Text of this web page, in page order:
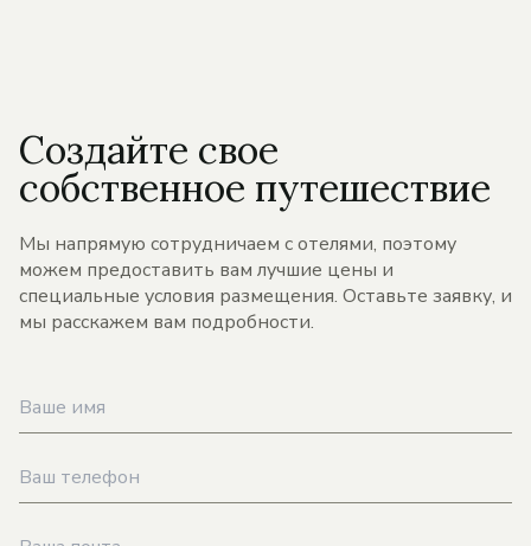
Создайте свое
собственное путешествие
Мы напрямую сотрудничаем с отелями, поэтому
можем предоставить вам лучшие цены и
специальные условия размещения. Оставьте заявку, и
мы расскажем вам подробности.